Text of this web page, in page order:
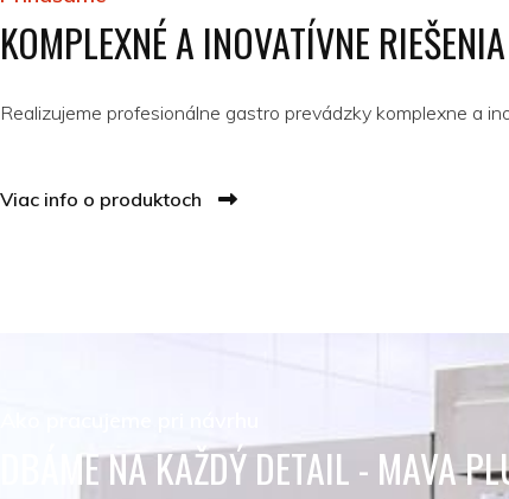
KOMPLEXNÉ A INOVATÍVNE
Realizujeme profesionálne gastro prevádzky komplexne a
Viac info o produktoch
DBÁME NA KAŽDÝ DETAIL - MAVA